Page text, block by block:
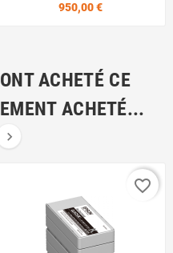
950,00 €Prix
ACHETÉ CE
ACHETÉ...

favorite_border